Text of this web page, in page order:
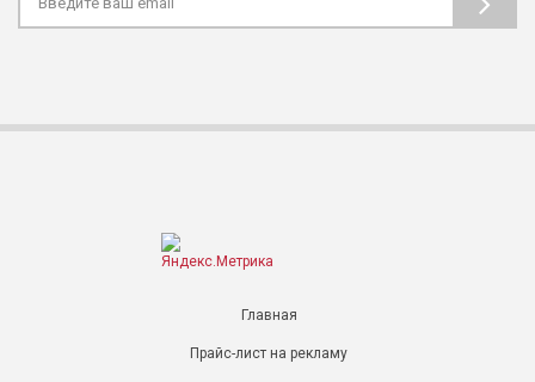
Главная
Прайс-лист на рекламу